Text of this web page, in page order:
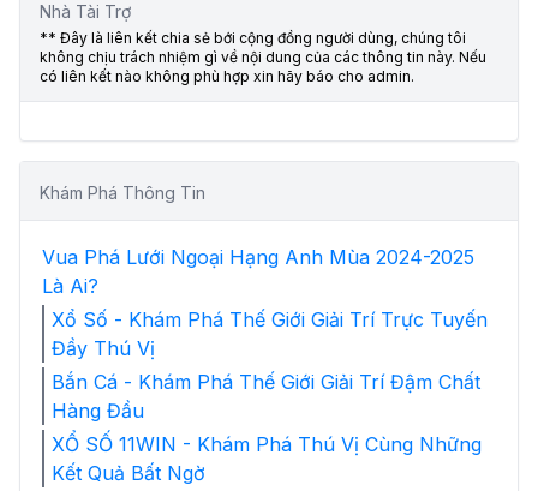
Nhà Tài Trợ
** Đây là liên kết chia sẻ bới cộng đồng người dùng, chúng tôi
không chịu trách nhiệm gì về nội dung của các thông tin này. Nếu
có liên kết nào không phù hợp xin hãy báo cho admin.
Khám Phá Thông Tin
Vua Phá Lưới Ngoại Hạng Anh Mùa 2024-2025
Là Ai?
Xổ Số - Khám Phá Thế Giới Giải Trí Trực Tuyến
Đầy Thú Vị
Bắn Cá - Khám Phá Thế Giới Giải Trí Đậm Chất
Hàng Đầu
XỔ SỐ 11WIN - Khám Phá Thú Vị Cùng Những
Kết Quả Bất Ngờ